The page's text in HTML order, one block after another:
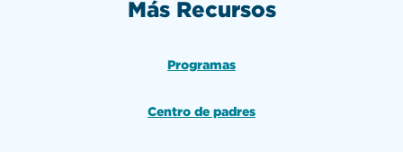
Más Recursos
Programas
Centro de padres